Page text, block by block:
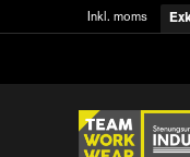
Inkl. moms